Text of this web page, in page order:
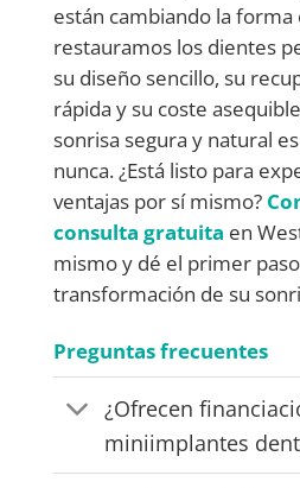
están cambiando la forma
restauramos los dientes
su diseño sencillo, su
rápida y su coste
sonrisa segura y natural
nunca. ¿Está listo para
ventajas por sí mismo?
consulta gratuita en
mismo y dé el primer
transformación de su
Preguntas frecuentes
¿Ofrecen
miniimplantes